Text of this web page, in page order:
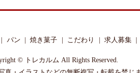
パン 焼き菓子 こだわり 求人募集
© トレカルム All Rights Reserved.